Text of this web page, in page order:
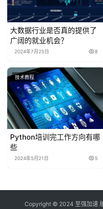
大数据行业是否真的提供了
广阔的就业机会？
2024年7月25日 8
技术教程
Python培训完工作方向有哪
些
2024年5月21日 5
Copyright © 2024 至强加速